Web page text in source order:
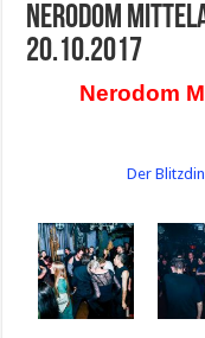
Nerodom
20.10.2017
Nerodom
Der